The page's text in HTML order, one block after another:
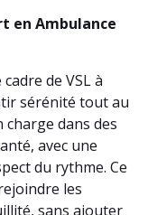
en Ambulance
de VSL à
sérénité tout au
dans des
avec une
du rythme. Ce
les
sans ajouter